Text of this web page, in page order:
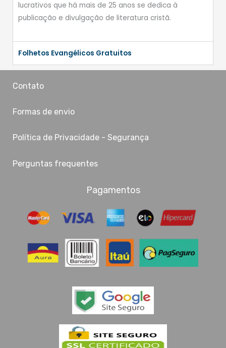
lucrativos que há mais de 25 anos se dedica à
publicação e divulgação de literatura cristã.
Folhetos Evangélicos Gratuitos
Contato
Formas de envio
Política de Privacidade - Segurança
Perguntas frequentes
Pagamentos